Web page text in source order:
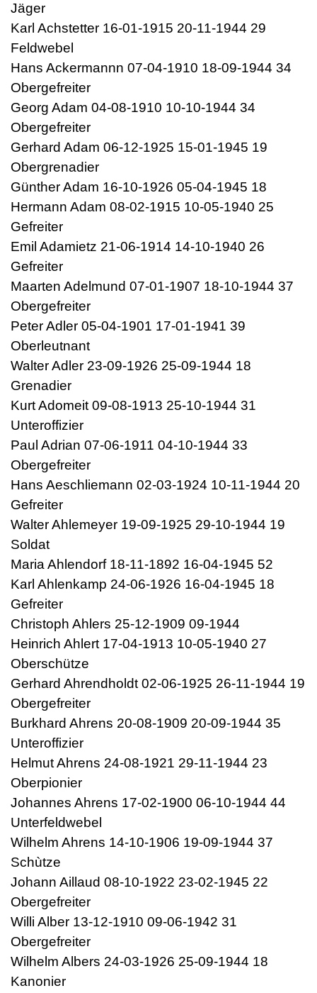
Jäger
Karl Achstetter 16-01-1915 20-11-1944 29
Feldwebel
Hans Ackermannn 07-04-1910 18-09-1944 34
Obergefreiter
Georg Adam 04-08-1910 10-10-1944 34
Obergefreiter
Gerhard Adam 06-12-1925 15-01-1945 19
Obergrenadier
Günther Adam 16-10-1926 05-04-1945 18
Hermann Adam 08-02-1915 10-05-1940 25
Gefreiter
Emil Adamietz 21-06-1914 14-10-1940 26
Gefreiter
Maarten Adelmund 07-01-1907 18-10-1944 37
Obergefreiter
Peter Adler 05-04-1901 17-01-1941 39
Oberleutnant
Walter Adler 23-09-1926 25-09-1944 18
Grenadier
Kurt Adomeit 09-08-1913 25-10-1944 31
Unteroffizier
Paul Adrian 07-06-1911 04-10-1944 33
Obergefreiter
Hans Aeschliemann 02-03-1924 10-11-1944 20
Gefreiter
Walter Ahlemeyer 19-09-1925 29-10-1944 19
Soldat
Maria Ahlendorf 18-11-1892 16-04-1945 52
Karl Ahlenkamp 24-06-1926 16-04-1945 18
Gefreiter
Christoph Ahlers 25-12-1909 09-1944
Heinrich Ahlert 17-04-1913 10-05-1940 27
Oberschütze
Gerhard Ahrendholdt 02-06-1925 26-11-1944 19
Obergefreiter
Burkhard Ahrens 20-08-1909 20-09-1944 35
Unteroffizier
Helmut Ahrens 24-08-1921 29-11-1944 23
Oberpionier
Johannes Ahrens 17-02-1900 06-10-1944 44
Unterfeldwebel
Wilhelm Ahrens 14-10-1906 19-09-1944 37
Schùtze
Johann Aillaud 08-10-1922 23-02-1945 22
Obergefreiter
Willi Alber 13-12-1910 09-06-1942 31
Obergefreiter
Wilhelm Albers 24-03-1926 25-09-1944 18
Kanonier